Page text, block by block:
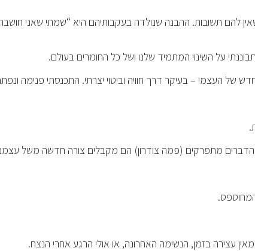
להם תשובות. ההבנה שנולדה בעקבותיהם היא “שמתי שאני
על השינוי המתמיד שלנו ושל כל החומרים בעולם.
של העצמי – בעיקר דרך חוויה וביטוי יצרתי. התכנסתי פנימה
מתפרקים (פמה צודרון) הם מקבלים צורה חדשה משל
עצירה בזמן, הנשימה האחרונה, או אולי הרגע אחרי הנצח.